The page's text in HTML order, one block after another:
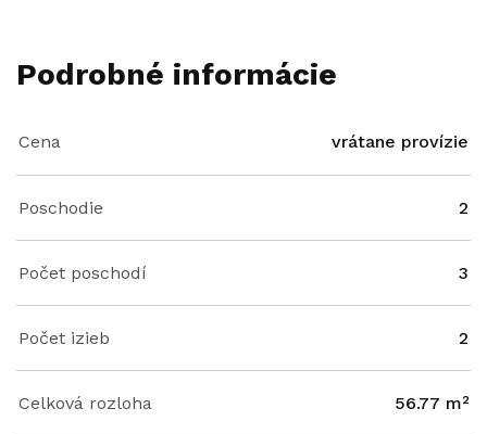
Podrobné informácie
Cena vrátane provízie
Poschodie 2
Počet poschodí 3
Počet izieb 2
Celková rozloha 56.77 m²